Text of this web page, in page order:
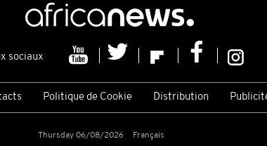
sociaux
Politique de Cookie Distribution
Thursday 06/08/2026